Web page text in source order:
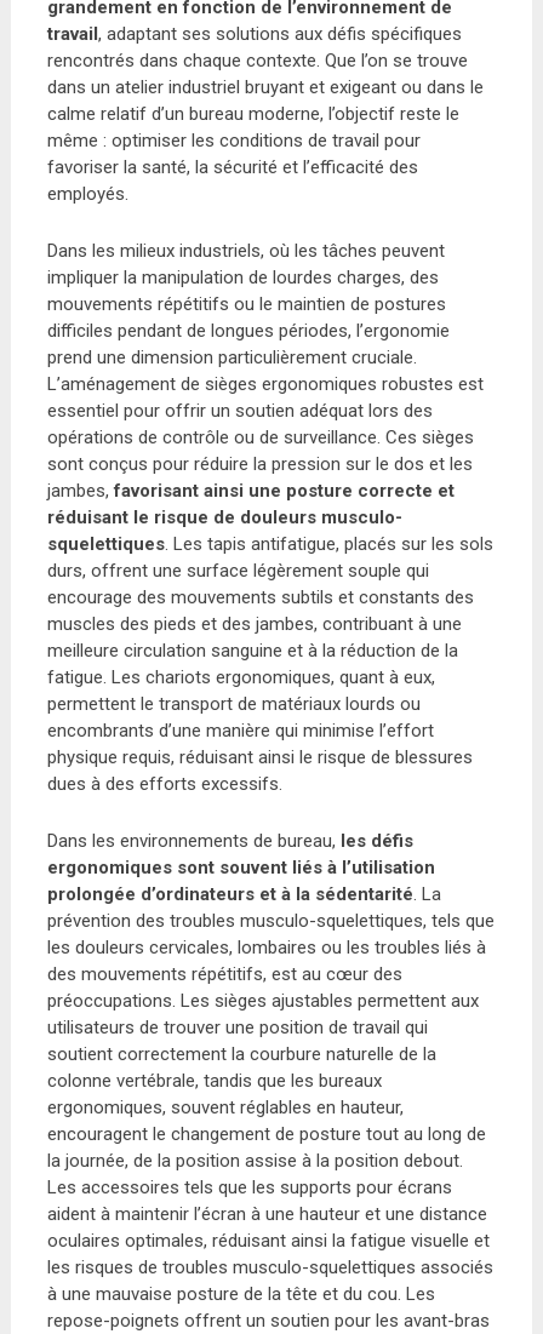
grandement en fonction de l’environnement de
travail, adaptant ses solutions aux défis spécifiques
rencontrés dans chaque contexte. Que l’on se trouve
dans un atelier industriel bruyant et exigeant ou dans le
calme relatif d’un bureau moderne, l’objectif reste le
même : optimiser les conditions de travail pour
favoriser la santé, la sécurité et l’efficacité des
employés.
Dans les milieux industriels, où les tâches peuvent
impliquer la manipulation de lourdes charges, des
mouvements répétitifs ou le maintien de postures
difficiles pendant de longues périodes, l’ergonomie
prend une dimension particulièrement cruciale.
L’aménagement de sièges ergonomiques robustes est
essentiel pour offrir un soutien adéquat lors des
opérations de contrôle ou de surveillance. Ces sièges
sont conçus pour réduire la pression sur le dos et les
jambes, favorisant ainsi une posture correcte et
réduisant le risque de douleurs musculo-
squelettiques. Les tapis antifatigue, placés sur les sols
durs, offrent une surface légèrement souple qui
encourage des mouvements subtils et constants des
muscles des pieds et des jambes, contribuant à une
meilleure circulation sanguine et à la réduction de la
fatigue. Les chariots ergonomiques, quant à eux,
permettent le transport de matériaux lourds ou
encombrants d’une manière qui minimise l’effort
physique requis, réduisant ainsi le risque de blessures
dues à des efforts excessifs.
Dans les environnements de bureau, les défis
ergonomiques sont souvent liés à l’utilisation
prolongée d’ordinateurs et à la sédentarité. La
prévention des troubles musculo-squelettiques, tels que
les douleurs cervicales, lombaires ou les troubles liés à
des mouvements répétitifs, est au cœur des
préoccupations. Les sièges ajustables permettent aux
utilisateurs de trouver une position de travail qui
soutient correctement la courbure naturelle de la
colonne vertébrale, tandis que les bureaux
ergonomiques, souvent réglables en hauteur,
encouragent le changement de posture tout au long de
la journée, de la position assise à la position debout.
Les accessoires tels que les supports pour écrans
aident à maintenir l’écran à une hauteur et une distance
oculaires optimales, réduisant ainsi la fatigue visuelle et
les risques de troubles musculo-squelettiques associés
à une mauvaise posture de la tête et du cou. Les
repose-poignets offrent un soutien pour les avant-bras